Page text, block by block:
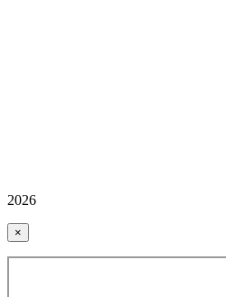
2026
×